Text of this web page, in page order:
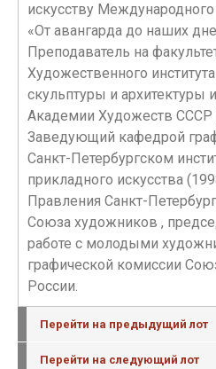
искусству
«От авангарда до наших
Преподаватель на
Художественного
скульптуры и архитектуры
Академии Художеств СССР
Заведующий кафедрой
Санкт-Петербургском
прикладного искусства
Правления Санкт-
Союза художников ,
работе с молодыми
графической комиссии
России.
Перейти на предыдущий лот
Перейти на следующий лот